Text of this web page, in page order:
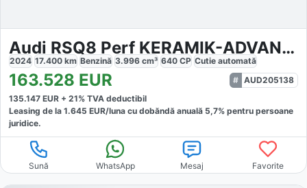
Audi RSQ8 Perf KERAMIK-ADVANCED
2024 17.400 km Benzină 3.996 cm³ 640 CP Cutie automată
163.528 EUR
AUD205138
135.147 EUR + 21% TVA deductibil
Leasing de la 1.645 EUR/luna cu dobăndă anuală 5,7% pentru persoane
juridice.
Sună WhatsApp Mesaj Favorite